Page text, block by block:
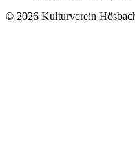
© 2026 Kulturverein